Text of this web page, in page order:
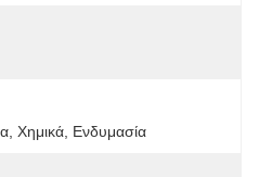
Χημικά, Ενδυμασία